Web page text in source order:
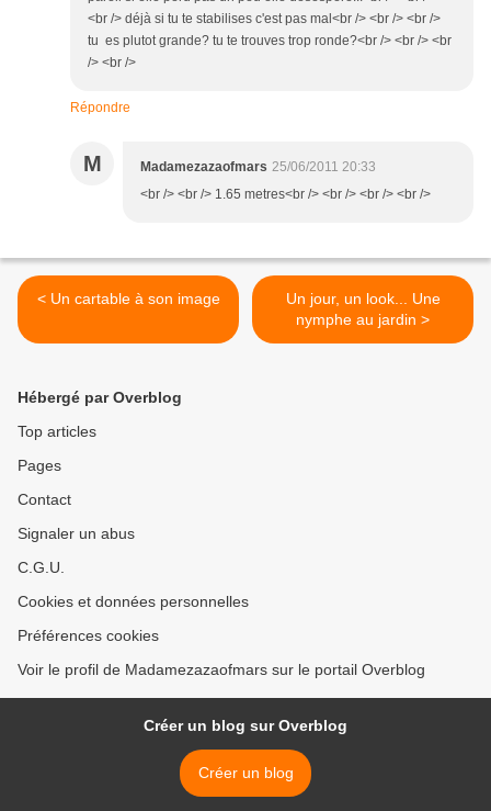
<br /> déjà si tu te stabilises c'est pas mal<br /> <br /> <br />
tu es plutot grande? tu te trouves trop ronde?<br /> <br /> <br
/> <br />
Répondre
M Madamezazaofmars 25/06/2011 20:33
<br /> <br /> 1.65 metres<br /> <br /> <br /> <br />
< Un cartable à son image
Un jour, un look... Une
nymphe au jardin >
Hébergé par Overblog
Top articles
Pages
Contact
Signaler un abus
C.G.U.
Cookies et données personnelles
Préférences cookies
Voir le profil de Madamezazaofmars sur le portail Overblog
Créer un blog sur Overblog
Créer un blog